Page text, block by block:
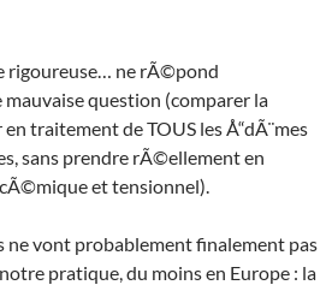
rigoureuse… ne rÃ©pond
question (comparer la
traitement de TOUS les Å“dÃ¨mes
sans prendre rÃ©ellement en
et tensionnel).
ne vont probablement finalement pas
pratique, du moins en Europe : la